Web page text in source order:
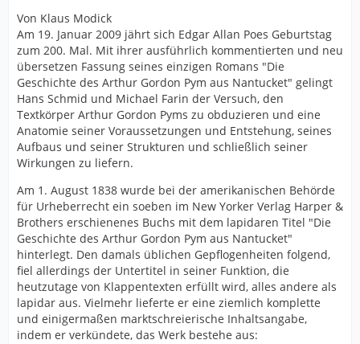
Von Klaus Modick
Am 19. Januar 2009 jährt sich Edgar Allan Poes Geburtstag
zum 200. Mal. Mit ihrer ausführlich kommentierten und neu
übersetzen Fassung seines einzigen Romans "Die
Geschichte des Arthur Gordon Pym aus Nantucket" gelingt
Hans Schmid und Michael Farin der Versuch, den
Textkörper Arthur Gordon Pyms zu obduzieren und eine
Anatomie seiner Voraussetzungen und Entstehung, seines
Aufbaus und seiner Strukturen und schließlich seiner
Wirkungen zu liefern.
Am 1. August 1838 wurde bei der amerikanischen Behörde
für Urheberrecht ein soeben im New Yorker Verlag Harper &
Brothers erschienenes Buchs mit dem lapidaren Titel "Die
Geschichte des Arthur Gordon Pym aus Nantucket"
hinterlegt. Den damals üblichen Gepflogenheiten folgend,
fiel allerdings der Untertitel in seiner Funktion, die
heutzutage von Klappentexten erfüllt wird, alles andere als
lapidar aus. Vielmehr lieferte er eine ziemlich komplette
und einigermaßen marktschreierische Inhaltsangabe,
indem er verkündete, das Werk bestehe aus: